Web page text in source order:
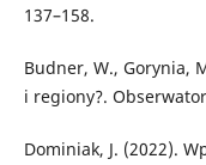
137–158.
Budner, W., Gorynia,
i regiony?.
Dominiak, J. (2022).